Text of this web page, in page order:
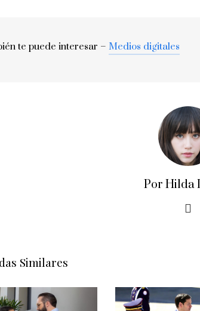
te puede interesar – Medios digitales
Por Hilda
Similares